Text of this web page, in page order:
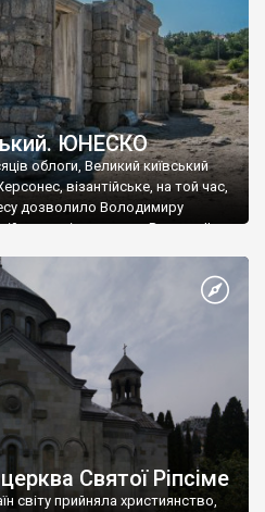
ЮНЕСКО
облоги, Великий київський
візантійське, на той час,
дозволило Володимиру
імператору Василю ІІ, та
став Василем-християнином.
На честь Херсонесу Таврійського
Святої Ріпсіме
світу прийняла християнство,